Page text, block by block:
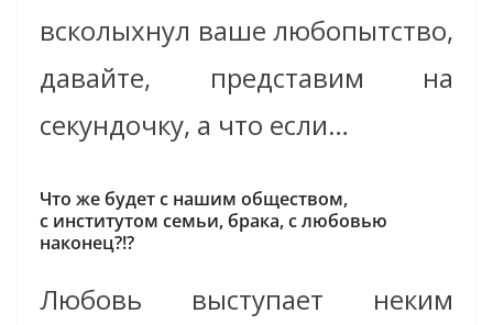
всколыхнул ваше любопытство,
давайте, представим на
секундочку, а что если…
Что же будет с нашим обществом,
с институтом семьи, брака, с любовью
наконец?!?
Любовь выступает неким